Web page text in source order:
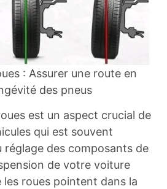
: Assurer une route en
des pneus
est un aspect crucial de
qui est souvent
réglage des composants de
de votre voiture
les roues pointent dans la